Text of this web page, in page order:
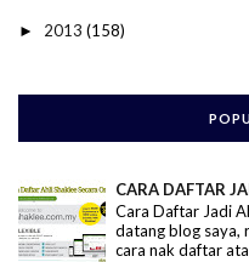
► 2013 (158)
CARA DAFTAR
Cara Daftar Jadi
datang blog saya,
cara nak daftar